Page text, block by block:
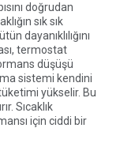
doğrudan
sık sık
dayanıklılığını
termostat
düşüşü
sistemi kendini
yükselir. Bu
Sıcaklık
için ciddi bir